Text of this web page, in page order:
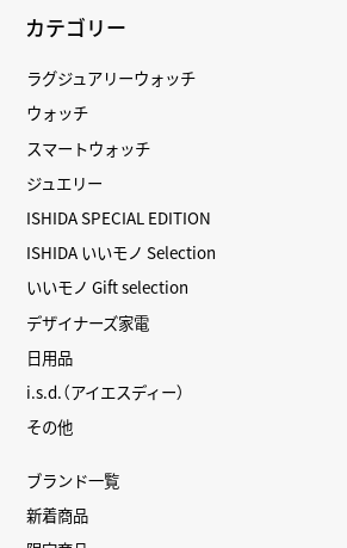
カテゴリー
ラグジュアリーウォッチ
ウォッチ
スマートウォッチ
ジュエリー
ISHIDA SPECIAL EDITION
ISHIDA いいモノ Selection
いいモノ Gift selection
デザイナーズ家電
日用品
i.s.d.（アイエスディー）
その他
ブランド一覧
新着商品